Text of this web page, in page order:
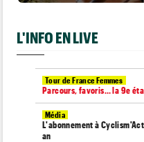
L'INFO EN LIVE
Tour de France Femmes
Parcours, favoris… la 9e
Média
L'abonnement à
an